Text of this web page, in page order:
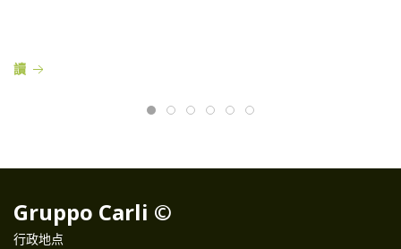
讀
Gruppo Carli ©
行政地点